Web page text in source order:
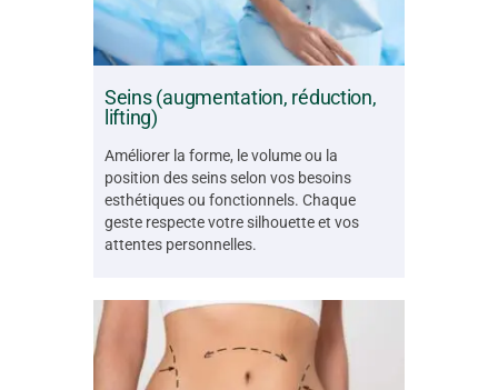
Seins (augmentation, réduction,
lifting)
Améliorer la forme, le volume ou la
position des seins selon vos besoins
esthétiques ou fonctionnels. Chaque
geste respecte votre silhouette et vos
attentes personnelles.